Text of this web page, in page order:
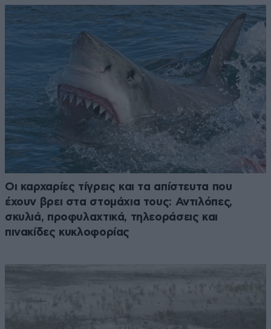
Οι καρχαρίες τίγρεις και τα απίστευτα που
έχουν βρει στα στομάχια τους: Αντιλόπες,
σκυλιά, προφυλαχτικά, τηλεοράσεις και
πινακίδες κυκλοφορίας